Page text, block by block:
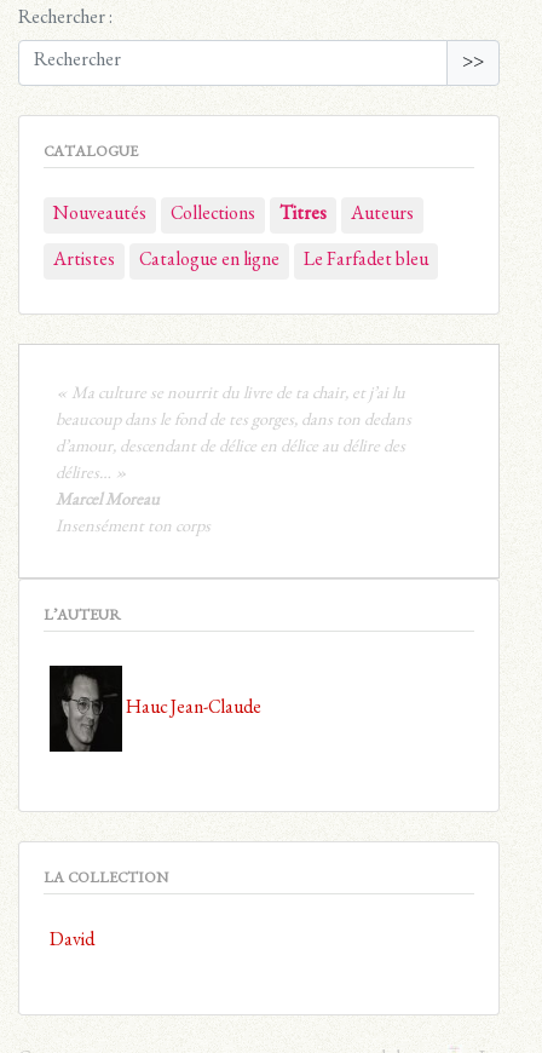
Rechercher :
>>
CATALOGUE
Nouveautés Collections Titres Auteurs
Artistes Catalogue en ligne Le Farfadet bleu
« Ma culture se nourrit du livre de ta chair, et j’ai lu
beaucoup dans le fond de tes gorges, dans ton dedans
d’amour, descendant de délice en délice au délire des
délires… »
Marcel Moreau
Insensément ton corps
L’AUTEUR
Hauc Jean-Claude
LA COLLECTION
David